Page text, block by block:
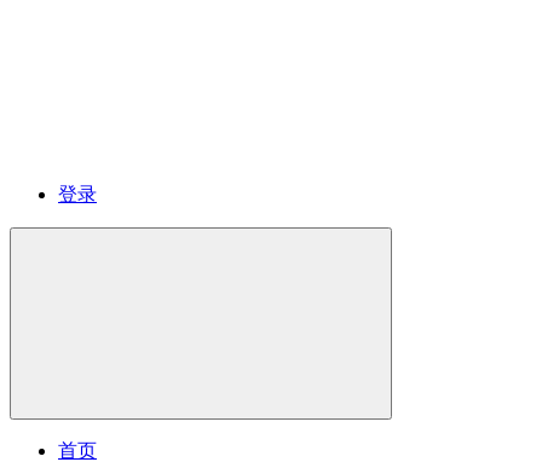
登录
首页